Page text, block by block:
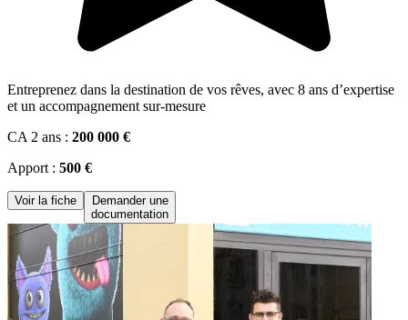
Entreprenez dans la destination de vos rêves, avec 8 ans d’expertise
et un accompagnement sur-mesure
CA 2 ans : 200 000 €
Apport : 500 €
Voir la fiche
Demander une
documentation